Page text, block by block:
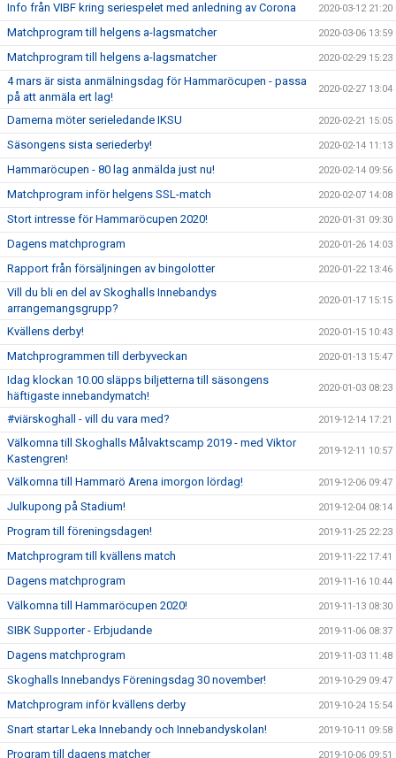
Info från VIBF kring seriespelet med anledning av Corona 2020-03-12 21:20
Matchprogram till helgens a-lagsmatcher 2020-03-06 13:59
Matchprogram till helgens a-lagsmatcher 2020-02-29 15:23
4 mars är sista anmälningsdag för Hammaröcupen - passa
på att anmäla ert lag!
2020-02-27 13:04
Damerna möter serieledande IKSU 2020-02-21 15:05
Säsongens sista seriederby! 2020-02-14 11:13
Hammaröcupen - 80 lag anmälda just nu! 2020-02-14 09:56
Matchprogram inför helgens SSL-match 2020-02-07 14:08
Stort intresse för Hammaröcupen 2020! 2020-01-31 09:30
Dagens matchprogram 2020-01-26 14:03
Rapport från försäljningen av bingolotter 2020-01-22 13:46
Vill du bli en del av Skoghalls Innebandys
arrangemangsgrupp?
2020-01-17 15:15
Kvällens derby! 2020-01-15 10:43
Matchprogrammen till derbyveckan 2020-01-13 15:47
Idag klockan 10.00 släpps biljetterna till säsongens
häftigaste innebandymatch!
2020-01-03 08:23
#viärskoghall - vill du vara med? 2019-12-14 17:21
Välkomna till Skoghalls Målvaktscamp 2019 - med Viktor
Kastengren!
2019-12-11 10:57
Välkomna till Hammarö Arena imorgon lördag! 2019-12-06 09:47
Julkupong på Stadium! 2019-12-04 08:14
Program till föreningsdagen! 2019-11-25 22:23
Matchprogram till kvällens match 2019-11-22 17:41
Dagens matchprogram 2019-11-16 10:44
Välkomna till Hammaröcupen 2020! 2019-11-13 08:30
SIBK Supporter - Erbjudande 2019-11-06 08:37
Dagens matchprogram 2019-11-03 11:48
Skoghalls Innebandys Föreningsdag 30 november! 2019-10-29 09:47
Matchprogram inför kvällens derby 2019-10-24 15:54
Snart startar Leka Innebandy och Innebandyskolan! 2019-10-11 09:58
Program till dagens matcher 2019-10-06 09:51